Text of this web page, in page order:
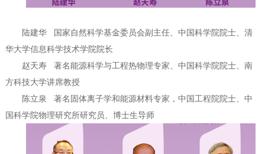
陆建华
国家自然科学基金委员会副主任、中国科学院院士、清
华大学信息科学技术学院院长
赵天寿 著名能源科学与工程热物理专家、中国科学院院士、南
方科技大学讲席教授
陈立泉 著名固体离子学和能源材料专家，中国工程院院士、中
国科学院物理研究所研究员、博士生导师